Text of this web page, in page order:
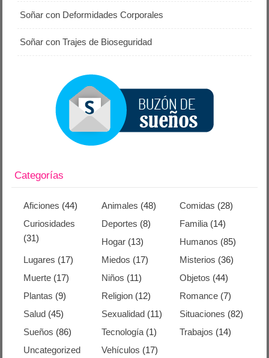
Soñar con Deformidades Corporales
Soñar con Trajes de Bioseguridad
Categorías
Aficiones (44) Animales (48) Comidas (28)
Curiosidades
(31)
Deportes (8) Familia(14)
Hogar (13) Humanos (85)
Lugares (17) Miedos (17) Misterios (36)
Muerte (17) Niños (11) Objetos (44)
Plantas (9) Religion (12) Romance(7)
Salud (45) Sexualidad (11) Situaciones (82)
Sueños (86) Tecnología (1) Trabajos (14)
Uncategorized
Vehículos (17)